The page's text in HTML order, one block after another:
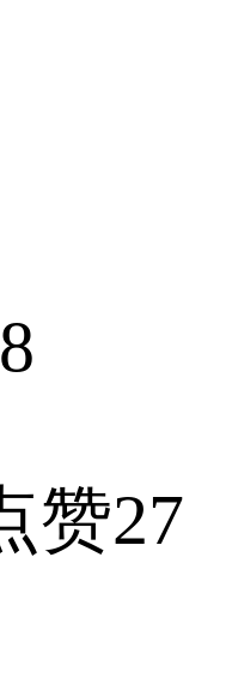
赞27